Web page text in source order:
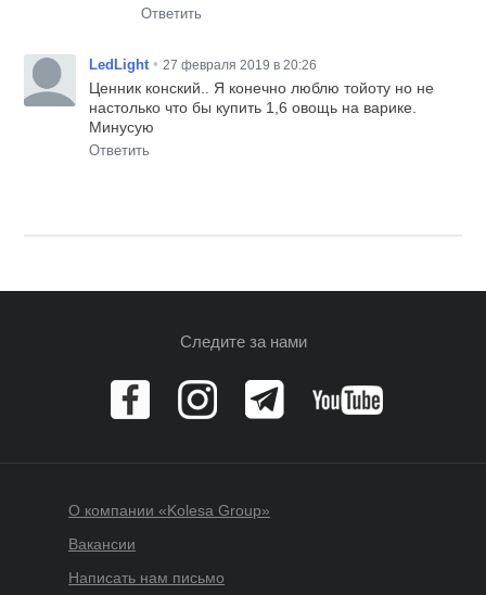
Ответить
LedLight • 27 февраля 2019 в 20:26
Ценник конский.. Я конечно люблю тойоту но не
настолько что бы купить 1,6 овощь на варике.
Минусую
Ответить
Следите за нами
О компании «Kolesa Group»
Вакансии
Написать нам письмо